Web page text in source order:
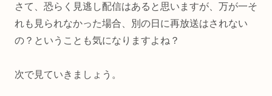
さて、恐らく見逃し配信はあると思いますが、万が一そ
れも見られなかった場合、別の日に再放送はされない
の？ということも気になりますよね？
次で見ていきましょう。